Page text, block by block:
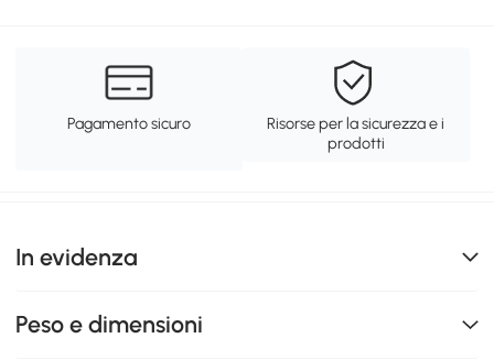
Pagamento sicuro
Risorse per la sicurezza e i
prodotti
In evidenza
Peso e dimensioni